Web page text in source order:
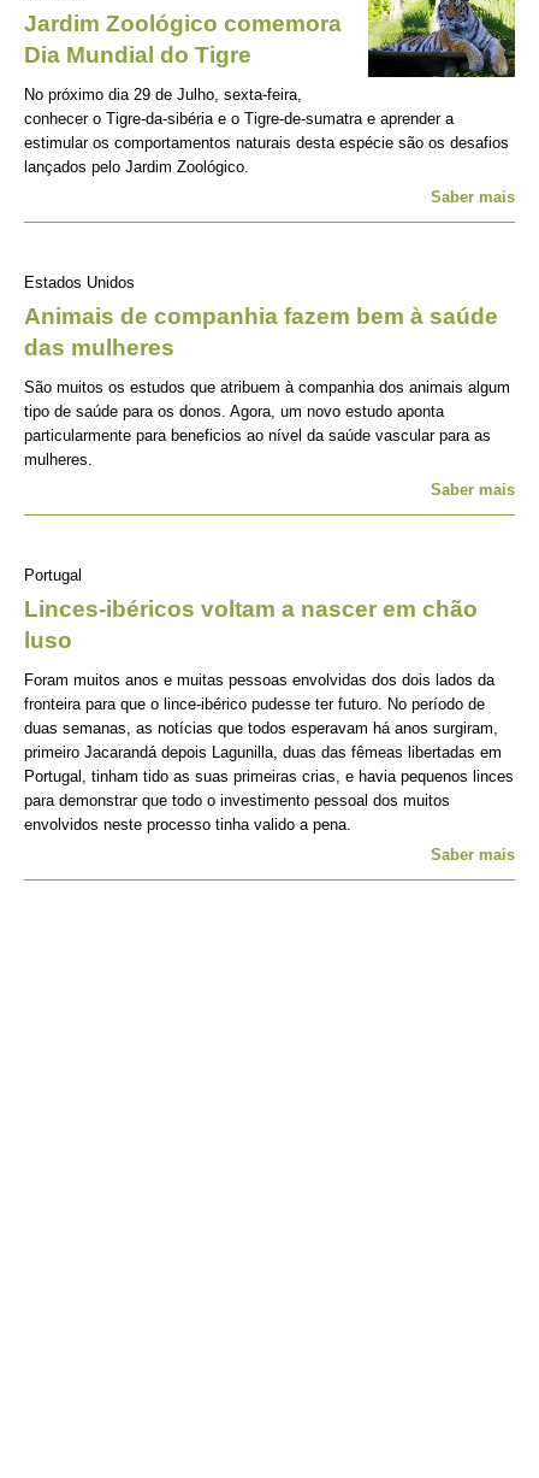
Jardim Zoológico comemora
Dia Mundial do Tigre
No próximo dia 29 de Julho, sexta-feira,
conhecer o Tigre-da-sibéria e o Tigre-de-sumatra e aprender a
estimular os comportamentos naturais desta espécie são os desafios
lançados pelo Jardim Zoológico.
Saber mais
Estados Unidos
Animais de companhia fazem bem à saúde
das mulheres
São muitos os estudos que atribuem à companhia dos animais algum
tipo de saúde para os donos. Agora, um novo estudo aponta
particularmente para beneficios ao nível da saúde vascular para as
mulheres.
Saber mais
Portugal
Linces-ibéricos voltam a nascer em chão
luso
Foram muitos anos e muitas pessoas envolvidas dos dois lados da
fronteira para que o lince-ibérico pudesse ter futuro. No período de
duas semanas, as notícias que todos esperavam há anos surgiram,
primeiro Jacarandá depois Lagunilla, duas das fêmeas libertadas em
Portugal, tinham tido as suas primeiras crias, e havia pequenos linces
para demonstrar que todo o investimento pessoal dos muitos
envolvidos neste processo tinha valido a pena.
Saber mais